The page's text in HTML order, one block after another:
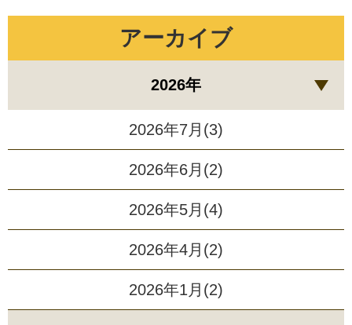
アーカイブ
2026年
2026年7月(3)
2026年6月(2)
2026年5月(4)
2026年4月(2)
2026年1月(2)